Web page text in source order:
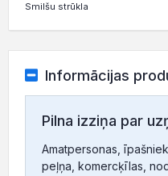
Smilšu strūkla
Informācijas
Pilna izziņa par
Amatpersonas,
peļņa, komercķīlas,